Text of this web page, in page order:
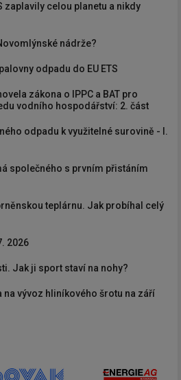
zaplavily celou planetu a nikdy
nádrže?
odpadu do EU ETS
zákona o IPPC a BAT pro
vodního hospodářství: 2. část
odpadu k využitelné surovině - I.
společného s prvním přistáním
teplárnu. Jak probíhal celý
2026
Jak ji sport staví na nohy?
vývoz hliníkového šrotu na září